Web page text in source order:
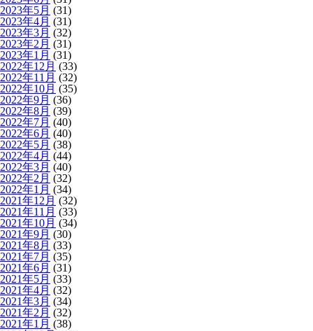
2023年5月 (31)
2023年4月 (31)
2023年3月 (32)
2023年2月 (31)
2023年1月 (31)
2022年12月 (33)
2022年11月 (32)
2022年10月 (35)
2022年9月 (36)
2022年8月 (39)
2022年7月 (40)
2022年6月 (40)
2022年5月 (38)
2022年4月 (44)
2022年3月 (40)
2022年2月 (32)
2022年1月 (34)
2021年12月 (32)
2021年11月 (33)
2021年10月 (34)
2021年9月 (30)
2021年8月 (33)
2021年7月 (35)
2021年6月 (31)
2021年5月 (33)
2021年4月 (32)
2021年3月 (34)
2021年2月 (32)
2021年1月 (38)